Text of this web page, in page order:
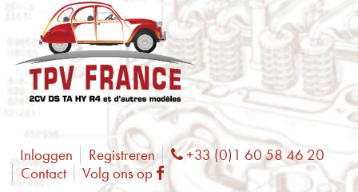
Inloggen Registreren Phone
+33 (0)1 60 58 46 20
Contact
Volg ons op Facebook